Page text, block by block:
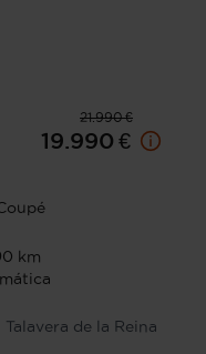
21.990 €
19.990 €
km
Talavera de la Reina